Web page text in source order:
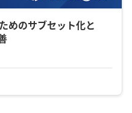
めのサブセット化と